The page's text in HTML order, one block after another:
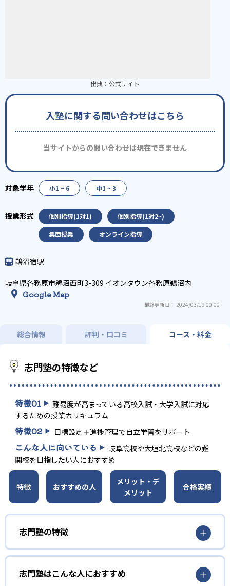
出典： 公式サイト
入塾に関する問い合わせはこちら
当サイトからの問い合わせは現在できません
小1 ~ 6 中1 ~ 3
個別指導(1対1) 個別指導(1対2~)
集団授業 オンライン指導
鵜沼宿駅
岐阜県各務原市鵜沼西町3-309 イオンタウン各務原鵜沼内
Google Map
最終更新日： 2024/03/19 00:00
総合情報 評判・口コミ コース・料金
志門塾の特徴など
特徴01
難易度が高まっている高校入試・大学入試に対応
するための授業カリキュラム
特徴02 目標設定＋進捗管理で自立学習をサポート
こんな人に向いている
岐阜高校や大垣北高校などの難
関校を目指したい人におすすめ
特徴 おすすめの人
メリット・デ
メリット
合格実績
志門塾の特徴
01
入試の先の未来を見据えて
志門塾は自ら問いを設定、自分で考えて判断し、人と協調
志門塾はこんな人におすすめ